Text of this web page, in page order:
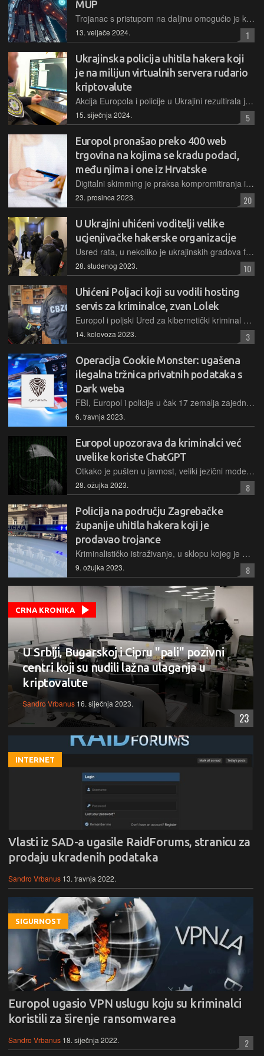
MUP
Trojanac s pristupom na daljinu omogućio je kibernetičkim kriminalcima da se povežu s računalima žrtava, ukradu podatke i čine razne zlonamjerne aktivnosti te prođu neotkriveni
13. veljače 2024. 1
Ukrajinska policija uhitila hakera koji
je na milijun virtualnih servera rudario
kriptovalute
Akcija Europola i policije u Ukrajini rezultirala je uhićenjem organizatora velike kriminalne akcije "cryptojackinga", krađe računalnih resursa za ostvarivanje koristi u obliku kriptovaluta
15. siječnja 2024. 5
Europol pronašao preko 400 web
trgovina na kojima se kradu podaci,
među njima i one iz Hrvatske
Digitalni skimming je praksa kompromitiranja internetskih trgovina presretanjem podataka o digitalnom plaćanju. Europol je proveo preventivnu akciju provjere online trgovina i pronašao mnogo slučajeva
23. prosinca 2023. 20
U Ukrajini uhićeni voditelji velike
ucjenjivačke hakerske organizacije
Usred rata, u nekoliko je ukrajinskih gradova funkcionirala organizirana skupina hakera, koji su svojim ransomware kampanjama prouzročili štete na razini od više milijuna eura diljem svijeta
28. studenog 2023. 10
Uhićeni Poljaci koji su vodili hosting
servis za kriminalce, zvan Lolek
Europol i poljski Ured za kibernetički kriminal proveli su akciju kojom je ugašen LolekHosted.net, servis osmišljen kao zaštićeni hosting na kojem bi kriminalci mogli na "siguran" način koristiti infrastrukturu
14. kolovoza 2023. 3
Operacija Cookie Monster: ugašena
ilegalna tržnica privatnih podataka s
Dark weba
FBI, Europol i policije u čak 17 zemalja zajedničkom su velikom akcijom ugasile hakersku tržnicu s Dark weba, Genesis Market, te uhitili više od 100 ljudi povezanih s njom
6. travnja 2023.
Europol upozorava da kriminalci već
uvelike koriste ChatGPT
Otkako je pušten u javnost, veliki jezični model s chatbotom ne prestaje biti glavna tema. Kao i sa svakom tehnologijom, malo je potrebno da je se pokuša upotrijebiti i u maliciozne svrhe
28. ožujka 2023. 8
Policija na području Zagrebačke
županije uhitila hakera koji je
prodavao trojance
Kriminalističko istraživanje, u sklopu kojeg je uhićen ovaj haker, rezultat je međunarodne policijske suradnje i zajedničkih napora u suzbijanju kibernetičkog kriminaliteta, na inicijativu SAD-a
9. ožujka 2023. 8
CRNA KRONIKA
U Srbiji, Bugarskoj i Cipru "pali" pozivni
centri koji su nudili lažna ulaganja u
kriptovalute
Sandro Vrbanus 16. siječnja 2023.
23
INTERNET
Vlasti iz SAD-a ugasile RaidForums, stranicu za
prodaju ukradenih podataka
Sandro Vrbanus 13. travnja 2022.
SIGURNOST
Europol ugasio VPN uslugu koju su kriminalci
koristili za širenje ransomwarea
Sandro Vrbanus 18. siječnja 2022. 2